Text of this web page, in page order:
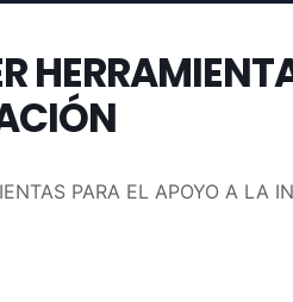
PARA EL APOYO A LA